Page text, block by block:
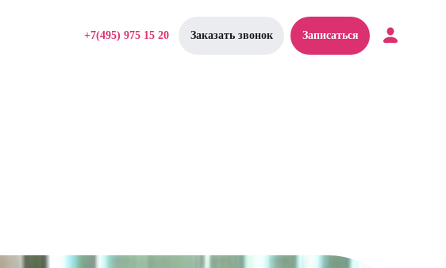
+7(495) 975 15 20 Заказать звонок Записаться